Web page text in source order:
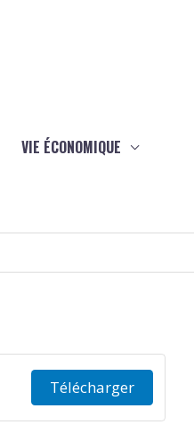
VIE ÉCONOMIQUE
Télécharger